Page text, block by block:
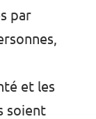
par
et les
soient